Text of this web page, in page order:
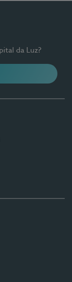
da Luz?